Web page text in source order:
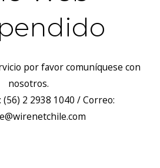
por favor comuníquese con
nosotros.
2 2938 1040 / Correo: